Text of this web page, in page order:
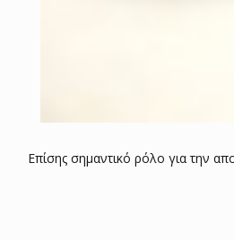
Επίσης σημαντικό ρόλο για την